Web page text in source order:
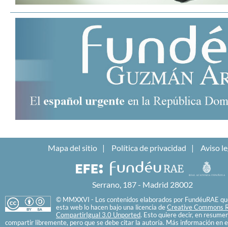
Mapa del sitio Política de privacidad Aviso
Serrano, 187 - Madrid 28002
© MMXXVI - Los contenidos elaborados por FundéuRAE
esta web lo hacen bajo una licencia de Creative Commons
CompartirIgual 3.0 Unported. Esto quiere decir, en
compartir libremente, pero que se debe citar la autoría. Más información en